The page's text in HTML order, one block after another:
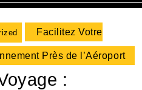
for:
Facilitez Votre
Près de l’Aéroport
: